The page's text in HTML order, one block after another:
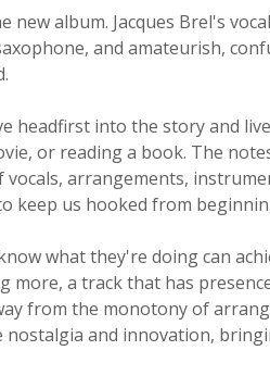
new album. Jacques Brel's
and amateurish,
headfirst into the story and
or reading a book. The
arrangements,
keep us hooked from
what they're doing can
a track that has
from the monotony of
and innovation,